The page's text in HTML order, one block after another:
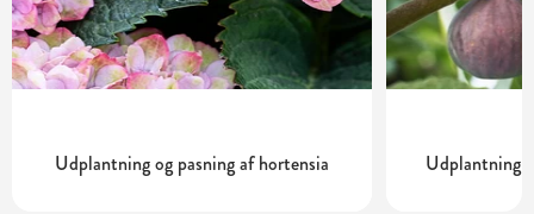
Udplantning og pasning af hortensia Udplantning